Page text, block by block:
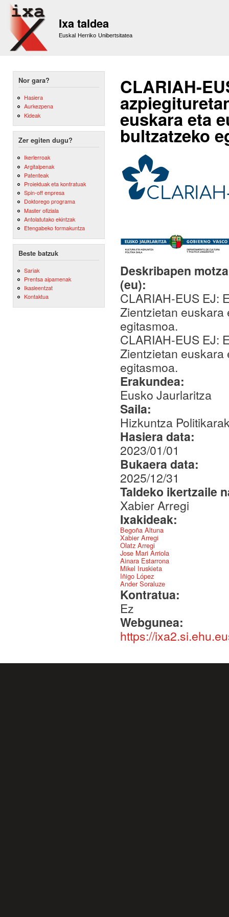
Ixa taldea
Euskal Herriko Unibertsitatea
Nor gara?
Hasiera
Aurkezpena
Kideak
Zer egiten dugu?
Ikerlerroak
Argitalpenak
Patenteak
Proiektuak eta kontratuak
Spin-off enpresa
Doktorego programa
Master ofiziala
Antolatutako ekintzak
Etengabeko formakuntza
Beste batzuk
Sariak
Prentsa aipamenak
Ikasleentzat
Kontaktua
CLARIAH-
euskara eta
bultzatzeko
Deskribapen
(eu):
CLARIAH-EUS EJ:
Zientzietan
egitasmoa.
CLARIAH-EUS EJ:
Zientzietan
egitasmoa.
Erakundea:
Eusko Jaurlaritza
Saila:
Hizkuntza
Hasiera data:
2023/01/01
Bukaera data:
2025/12/31
Taldeko ikertzaile
Xabier Arregi
Ixakideak:
Begoña Altuna
Xabier Arregi
Olatz Arregi
Jose Mari Arriola
Ainara Estarrona
Mikel Iruskieta
Iñigo López
Ander Soraluze
Kontratua:
Ez
Webgunea:
https://